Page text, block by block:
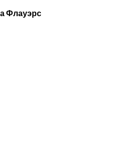
Флауэрс